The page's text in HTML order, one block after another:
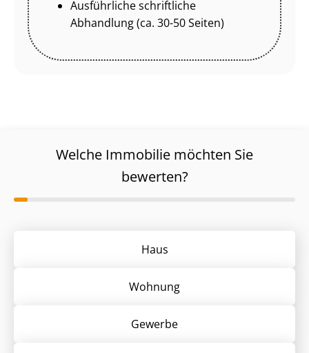
Ausführliche schriftliche
Abhandlung (ca. 30-50 Seiten)
Welche Immobilie möchten Sie
bewerten?
Haus
Wohnung
Gewerbe